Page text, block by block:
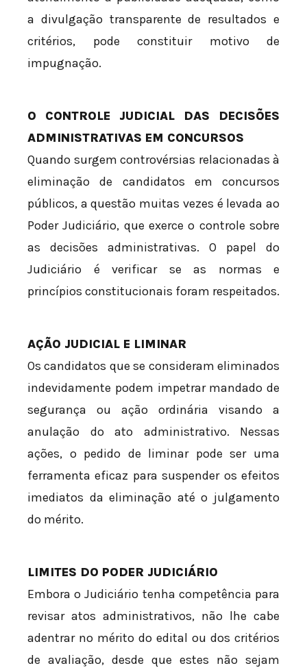
a divulgação transparente de resultados e
critérios, pode constituir motivo de
impugnação.
O CONTROLE JUDICIAL DAS DECISÕES
ADMINISTRATIVAS EM CONCURSOS
Quando surgem controvérsias relacionadas à
eliminação de candidatos em concursos
públicos, a questão muitas vezes é levada ao
Poder Judiciário, que exerce o controle sobre
as decisões administrativas. O papel do
Judiciário é verificar se as normas e
princípios constitucionais foram respeitados.
AÇÃO JUDICIAL E LIMINAR
Os candidatos que se consideram eliminados
indevidamente podem impetrar mandado de
segurança ou ação ordinária visando a
anulação do ato administrativo. Nessas
ações, o pedido de liminar pode ser uma
ferramenta eficaz para suspender os efeitos
imediatos da eliminação até o julgamento
do mérito.
LIMITES DO PODER JUDICIÁRIO
Embora o Judiciário tenha competência para
revisar atos administrativos, não lhe cabe
adentrar no mérito do edital ou dos critérios
de avaliação, desde que estes não sejam